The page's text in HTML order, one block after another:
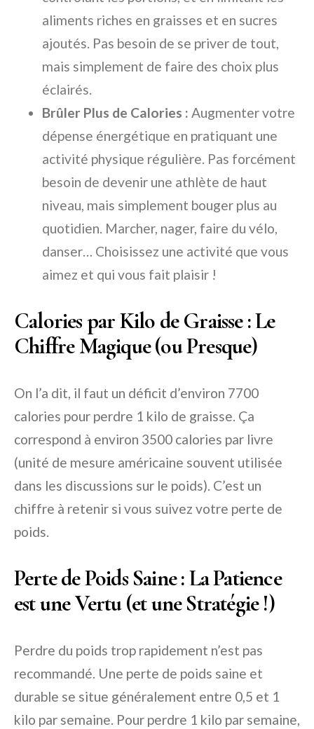
aliments riches en graisses et en sucres
ajoutés. Pas besoin de se priver de tout,
mais simplement de faire des choix plus
éclairés.
Brûler Plus de Calories : Augmenter votre
dépense énergétique en pratiquant une
activité physique régulière. Pas forcément
besoin de devenir une athlète de haut
niveau, mais simplement bouger plus au
quotidien. Marcher, nager, faire du vélo,
danser… Choisissez une activité que vous
aimez et qui vous fait plaisir !
Calories par Kilo de Graisse : Le
Chiffre Magique (ou Presque)
On l’a dit, il faut un déficit d’environ 7700
calories pour perdre 1 kilo de graisse. Ça
correspond à environ 3500 calories par livre
(unité de mesure américaine souvent utilisée
dans les discussions sur le poids). C’est un
chiffre à retenir si vous suivez votre perte de
poids.
Perte de Poids Saine : La Patience
est une Vertu (et une Stratégie !)
Perdre du poids trop rapidement n’est pas
recommandé. Une perte de poids saine et
durable se situe généralement entre 0,5 et 1
kilo par semaine. Pour perdre 1 kilo par semaine,